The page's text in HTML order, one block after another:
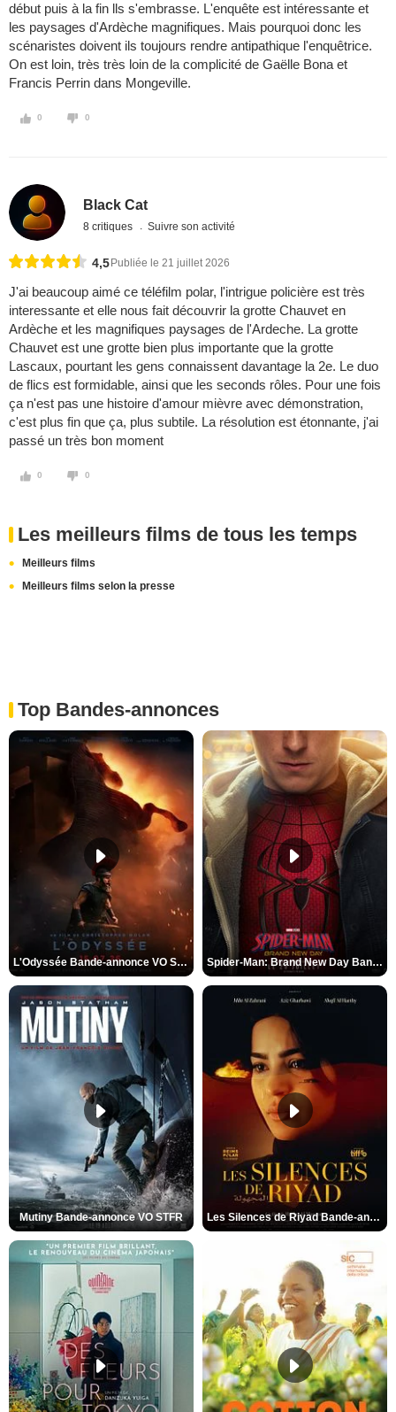
début puis à la fin lls s'embrasse. L'enquête est intéressante et
les paysages d'Ardèche magnifiques. Mais pourquoi donc les
scénaristes doivent ils toujours rendre antipathique l'enquêtrice.
On est loin, très très loin de la complicité de Gaëlle Bona et
Francis Perrin dans Mongeville.
0 0
Black Cat
8 critiques Suivre son activité
4,5 Publiée le 21 juillet 2026
J'ai beaucoup aimé ce téléfilm polar, l'intrigue policière est très
interessante et elle nous fait découvrir la grotte Chauvet en
Ardèche et les magnifiques paysages de l'Ardeche. La grotte
Chauvet est une grotte bien plus importante que la grotte
Lascaux, pourtant les gens connaissent davantage la 2e. Le duo
de flics est formidable, ainsi que les seconds rôles. Pour une fois
ça n'est pas une histoire d'amour mièvre avec démonstration,
c'est plus fin que ça, plus subtile. La résolution est étonnante, j'ai
passé un très bon moment
0 0
Les meilleurs films de tous les temps
Meilleurs films
Meilleurs films selon la presse
Top Bandes-annonces
L'Odyssée Bande-annonce VO STFR Spider-Man: Brand New Day Bande-annonce VO STFR
Mutiny Bande-annonce VO STFR Les Silences de Riyad Bande-annonce VO STFR